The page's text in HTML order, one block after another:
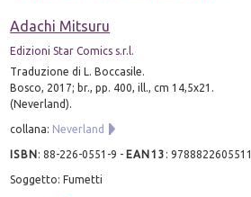
Adachi Mitsuru
Edizioni Star Comics s.r.l.
Traduzione di L. Boccasile.
Bosco, 2017; br., pp. 400, ill., cm 14,5x21.
(Neverland).
collana: Neverland
ISBN:88-226-0551-9 - EAN13 :9788822605511
Soggetto: Fumetti